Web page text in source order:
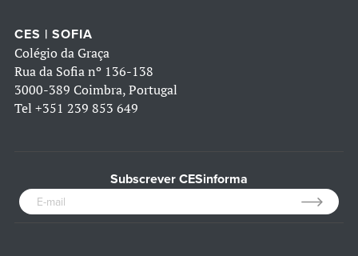
CES | SOFIA
Colégio da Graça
Rua da Sofia nº 136-138
3000-389 Coimbra, Portugal
Tel +351 239 853 649
Subscrever CESinforma